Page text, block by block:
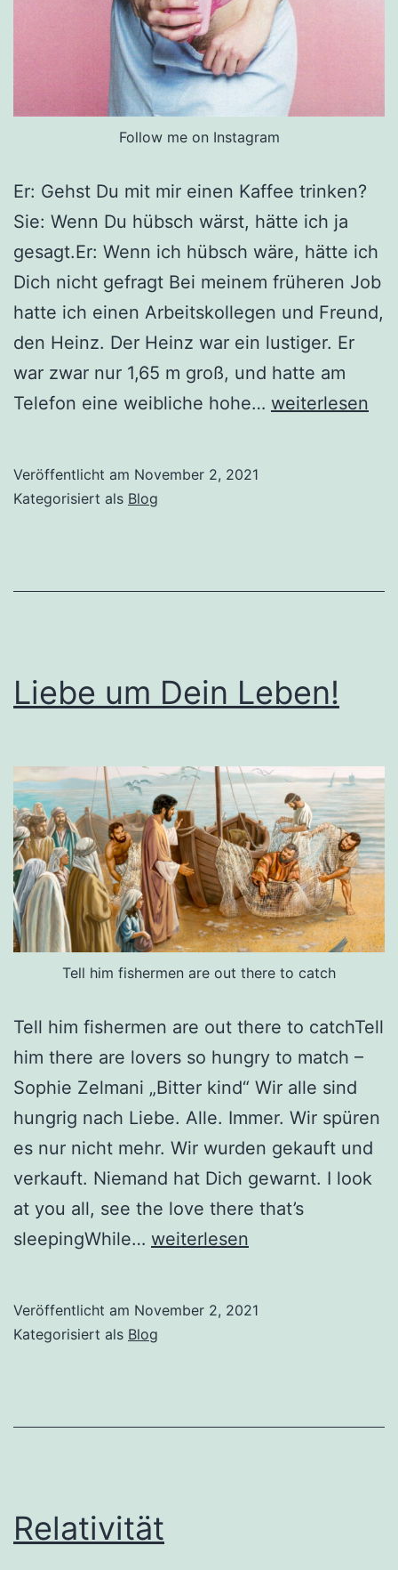
Follow me on Instagram
Er: Gehst Du mit mir einen Kaffee trinken?
Sie: Wenn Du hübsch wärst, hätte ich ja
gesagt.Er: Wenn ich hübsch wäre, hätte ich
Dich nicht gefragt Bei meinem früheren Job
hatte ich einen Arbeitskollegen und Freund,
den Heinz. Der Heinz war ein lustiger. Er
war zwar nur 1,65 m groß, und hatte am
Telefon eine weibliche hohe… Follow
weiterlesen
Veröffentlicht am November 2, 2021
Kategorisiert als Blog
Liebe um Dein Leben!
Tell him fishermen are out there to catch
Tell him fishermen are out there to catchTell
him there are lovers so hungry to match –
Sophie Zelmani „Bitter kind“ Wir alle sind
hungrig nach Liebe. Alle. Immer. Wir spüren
es nur nicht mehr. Wir wurden gekauft und
verkauft. Niemand hat Dich gewarnt. I look
at you all, see the love there that’s
sleepingWhile… Liebe
Leben!
weiterlesen
Veröffentlicht am November 2, 2021
Kategorisiert als Blog
Relativität